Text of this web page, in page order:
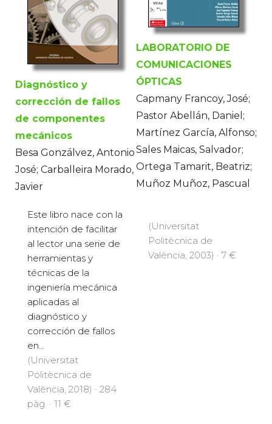
Diagnóstico y
corrección de fallos
de componentes
mecánicos
Besa Gonzálvez, Antonio
José; Carballeira Morado,
Javier
Este libro nace con la
intención de facilitar
al lector una serie de
herramientas y
técnicas de la
ingeniería mecánica
aplicadas al
diagnóstico y
corrección de fallos
en...
(Universitat
Politècnica de
València, 2018) · 284
pàg. · 11 €
LABORATORIO DE
COMUNICACIONES
ÓPTICAS
Capmany Francoy, José;
Pastor Abellán, Daniel;
Martínez García, Alfonso;
Sales Maicas, Salvador;
Ortega Tamarit, Beatriz;
Muñoz Muñoz, Pascual
(Universitat
Politècnica de
València, 2003) · 7 €